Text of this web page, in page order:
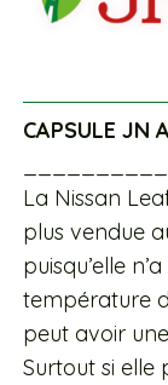
CAPSULE JN
La Nissan
plus vendue
puisqu’elle
température
peut avoir une
Surtout si elle